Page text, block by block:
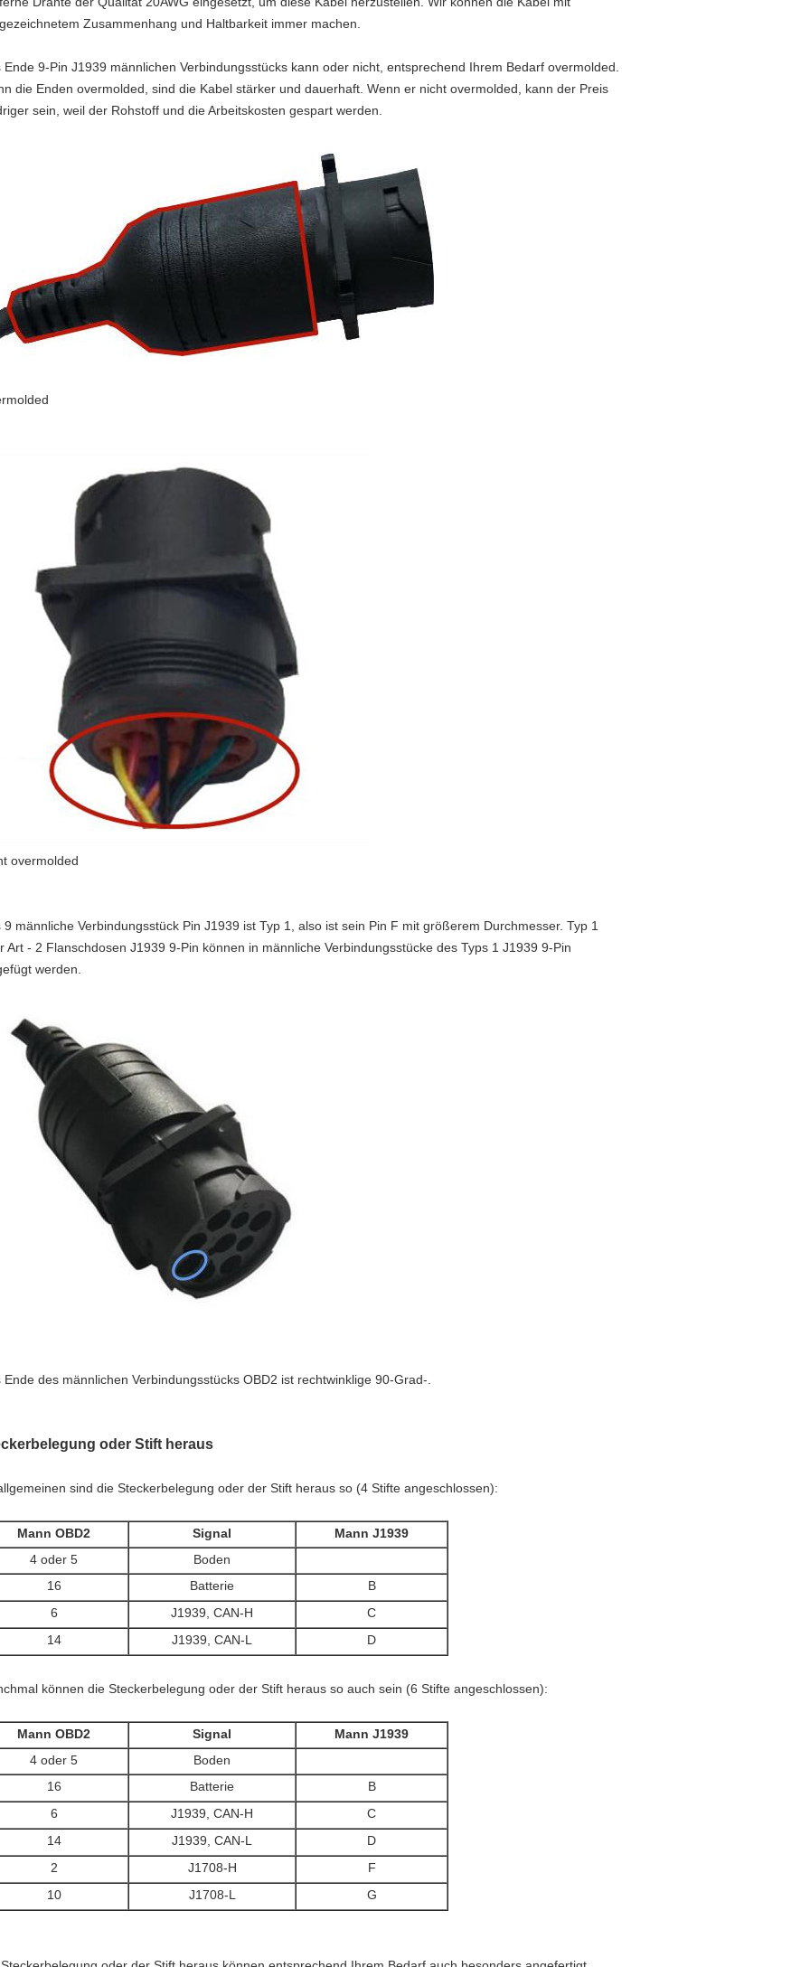
Zusammenhang und Haltbarkeit immer machen.
Ende 9-Pin J1939 männlichen Verbindungsstücks kann oder nicht, entsprechend Ihrem Bedarf overmolded.
die Enden overmolded, sind die Kabel stärker und dauerhaft. Wenn er nicht overmolded, kann der Preis
sein, weil der Rohstoff und die Arbeitskosten gespart werden.
overmolded
9 männliche Verbindungsstück Pin J1939 ist Typ 1, also ist sein Pin F mit größerem Durchmesser. Typ 1
Art - 2 Flanschdosen J1939 9-Pin können in männliche Verbindungsstücke des Typs 1 J1939 9-Pin
werden.
Ende des männlichen Verbindungsstücks OBD2 ist rechtwinklige 90-Grad-.
oder Stift heraus
sind die Steckerbelegung oder der Stift heraus so (4 Stifte angeschlossen):
Mann OBD2 Signal
Mann J1939
4 oder 5
Boden
16
Batterie
B
6
J1939, CAN-H
C
14
J1939, CAN-L D
können die Steckerbelegung oder der Stift heraus so auch sein (6 Stifte angeschlossen):
Mann OBD2 Signal
Mann J1939
4 oder 5
Boden
16
Batterie
B
6
J1939, CAN-H
C
14
J1939, CAN-L
D
2
J1708-H
F
10
J1708-L G